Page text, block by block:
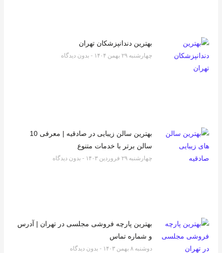
بهترین دندانپزشکان تهران
چهارشنبه ۲۹ بهمن ۱۴۰۴ بدون دیدگاه
بهترین سالن زیبایی در صادقیه | معرفی 10
سالن برتر با خدمات متنوع
چهارشنبه ۲۹ فروردین ۱۴۰۳ بدون دیدگاه
بهترین پارچه فروشی مجلسی در تهران | آدرس
و شماره تماس
دوشنبه ۸ بهمن ۱۴۰۳ بدون دیدگاه